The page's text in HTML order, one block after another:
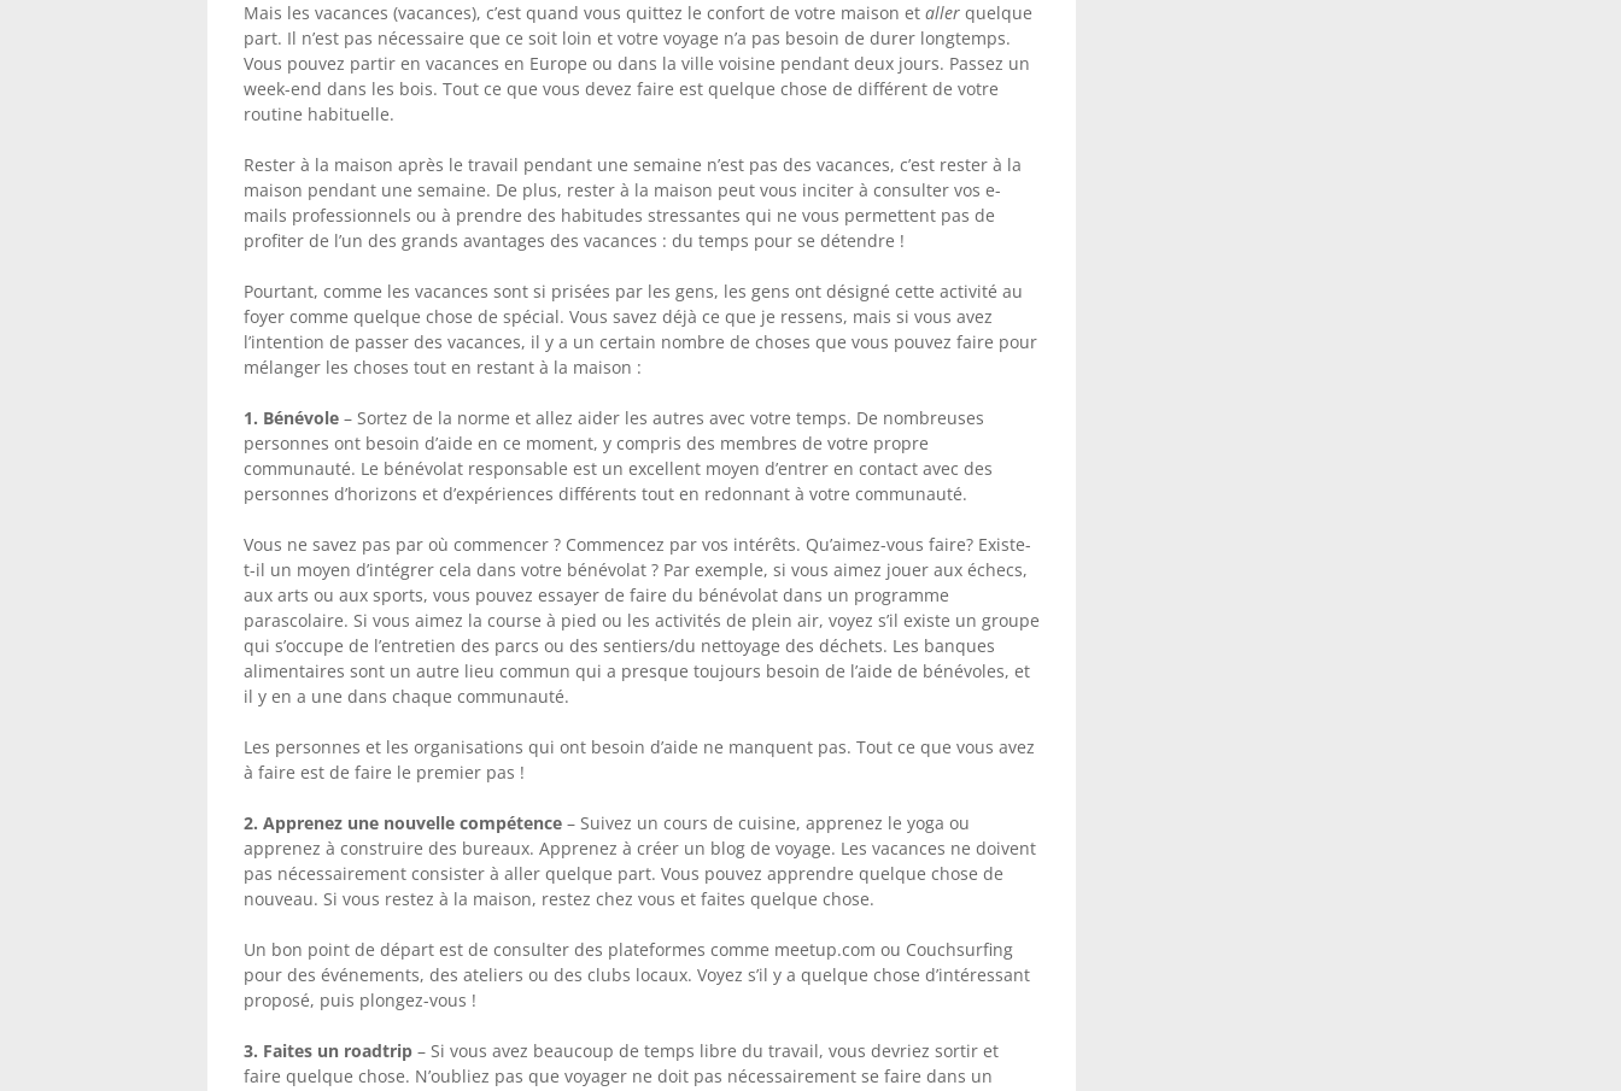
Mais les vacances (vacances), c’est quand vous quittez le confort de votre maison et aller quelque
part. Il n’est pas nécessaire que ce soit loin et votre voyage n’a pas besoin de durer longtemps.
Vous pouvez partir en vacances en Europe ou dans la ville voisine pendant deux jours. Passez un
week-end dans les bois. Tout ce que vous devez faire est quelque chose de différent de votre
routine habituelle.
Rester à la maison après le travail pendant une semaine n’est pas des vacances, c’est rester à la
maison pendant une semaine. De plus, rester à la maison peut vous inciter à consulter vos e-
mails professionnels ou à prendre des habitudes stressantes qui ne vous permettent pas de
profiter de l’un des grands avantages des vacances : du temps pour se détendre !
Pourtant, comme les vacances sont si prisées par les gens, les gens ont désigné cette activité au
foyer comme quelque chose de spécial. Vous savez déjà ce que je ressens, mais si vous avez
l’intention de passer des vacances, il y a un certain nombre de choses que vous pouvez faire pour
mélanger les choses tout en restant à la maison :
1. Bénévole – Sortez de la norme et allez aider les autres avec votre temps. De nombreuses
personnes ont besoin d’aide en ce moment, y compris des membres de votre propre
communauté. Le bénévolat responsable est un excellent moyen d’entrer en contact avec des
personnes d’horizons et d’expériences différents tout en redonnant à votre communauté.
Vous ne savez pas par où commencer ? Commencez par vos intérêts. Qu’aimez-vous faire? Existe-
t-il un moyen d’intégrer cela dans votre bénévolat ? Par exemple, si vous aimez jouer aux échecs,
aux arts ou aux sports, vous pouvez essayer de faire du bénévolat dans un programme
parascolaire. Si vous aimez la course à pied ou les activités de plein air, voyez s’il existe un groupe
qui s’occupe de l’entretien des parcs ou des sentiers/du nettoyage des déchets. Les banques
alimentaires sont un autre lieu commun qui a presque toujours besoin de l’aide de bénévoles, et
il y en a une dans chaque communauté.
Les personnes et les organisations qui ont besoin d’aide ne manquent pas. Tout ce que vous avez
à faire est de faire le premier pas !
2. Apprenez une nouvelle compétence – Suivez un cours de cuisine, apprenez le yoga ou
apprenez à construire des bureaux. Apprenez à créer un blog de voyage. Les vacances ne doivent
pas nécessairement consister à aller quelque part. Vous pouvez apprendre quelque chose de
nouveau. Si vous restez à la maison, restez chez vous et faites quelque chose.
Un bon point de départ est de consulter des plateformes comme meetup.com ou Couchsurfing
pour des événements, des ateliers ou des clubs locaux. Voyez s’il y a quelque chose d’intéressant
proposé, puis plongez-vous !
3. Faites un roadtrip – Si vous avez beaucoup de temps libre du travail, vous devriez sortir et
faire quelque chose. N’oubliez pas que voyager ne doit pas nécessairement se faire dans un